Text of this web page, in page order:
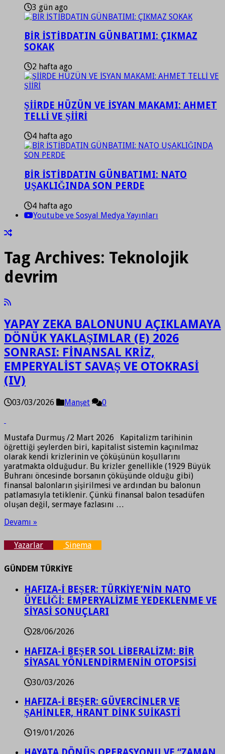
3 gün ago
BİR İSTİBDATIN GÜNBATIMI: ÇIKMAZ
SOKAK
2 hafta ago
ŞİİRDE HÜZÜN VE İSYAN MAKAMI: AHMET
TELLİ VE ŞİİRİ
4 hafta ago
BİR İSTİBDATIN GÜNBATIMI: NATO
UŞAKLIĞINDA SON PERDE
4 hafta ago
Youtube ve Sosyal Medya Yayınları
Tag Archives: Teknolojik
devrim
YAPAY ZEKA BALONUNU AÇIKLAMAYA
DÖNÜK YAKLAŞIMLAR (E) 2026
SONRASI: FİNANSAL KRİZ,
EMPERYALİST SAVAŞ VE OTOKRASİ
(IV)
03/03/2026 Manşet 0
Mustafa Durmuş /2 Mart 2026 Kapitalizm tarihinin
öğrettiği şeylerden biri, kapitalist sistemin kaçınılmaz
olarak kendi krizlerinin ve çöküşünün koşullarını
yaratmakta olduğudur. Bu krizler genellikle (1929 Büyük
Buhranı öncesinde borsanın çöküşünde olduğu gibi)
finansal balonların şişirilmesi ve ardından bu balonun
patlamasıyla tetiklenir. Çünkü finansal balon tesadüfen
oluşan değil, sermaye fazlasını …
Devamı »
Yazarlar Sinema
GÜNDEM TÜRKİYE
HAFIZA-İ BEŞER: TÜRKİYE’NİN NATO
ÜYELİĞİ: EMPERYALİZME YEDEKLENME VE
SİYASİ SONUÇLARI
28/06/2026
HAFIZA-İ BEŞER SOL LİBERALİZM: BİR
SİYASAL YÖNLENDİRMENİN OTOPSİSİ
30/03/2026
HAFIZA-İ BEŞER: GÜVERCİNLER VE
ŞAHİNLER, HRANT DİNK SUİKASTİ
19/01/2026